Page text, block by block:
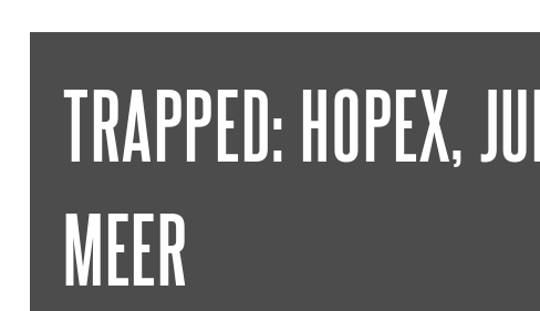
TRAPPED: HOPEX,
MEER